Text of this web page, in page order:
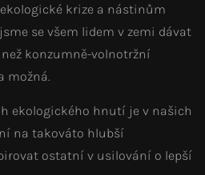
krize a nástinům
se všem lidem v zemi dávat
konzumně-volnotržní
možná.
ekologického hnutí je v našich
na takováto hlubší
ostatní v usilování o lepší